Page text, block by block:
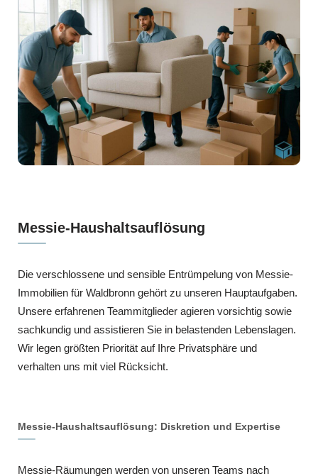
Messie-Haushaltsauflösung
Die verschlossene und sensible Entrümpelung von Messie-
Immobilien für Waldbronn gehört zu unseren Hauptaufgaben.
Unsere erfahrenen Teammitglieder agieren vorsichtig sowie
sachkundig und assistieren Sie in belastenden Lebenslagen.
Wir legen größten Priorität auf Ihre Privatsphäre und
verhalten uns mit viel Rücksicht.
Messie-Haushaltsauflösung: Diskretion und Expertise
Messie-Räumungen werden von unseren Teams nach